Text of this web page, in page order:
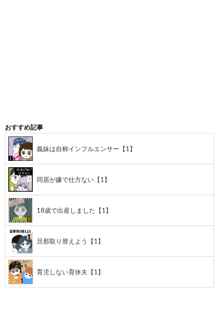
おすすめ記事
義妹は自称インフルエンサー【1】
同居が嫌で仕方ない【1】
18歳で出産しました【1】
旦那取り替えよう【1】
育児しない育休夫【1】